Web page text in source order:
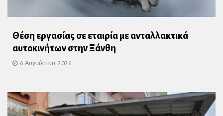
Θέση εργασίας σε εταιρία με ανταλλακτικά
αυτοκινήτων στην Ξάνθη
6 Αυγούστου, 2026